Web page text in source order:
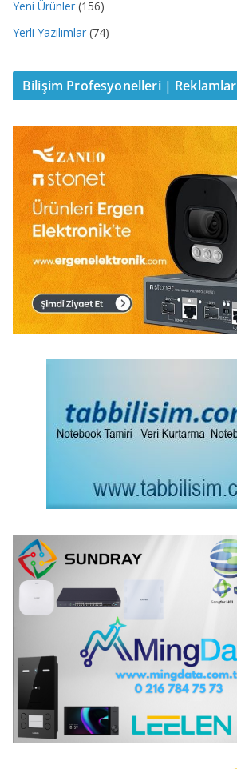
Yeni Ürünler (156)
Yerli Yazılımlar (74)
Bilişim Profesyonelleri | Reklamlar